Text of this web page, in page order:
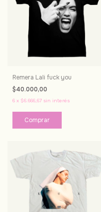
Remera Lali fuck you
$40.000,00
6 x $6.666,67 sin interés
Comprar